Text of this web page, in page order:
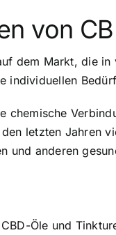
von
dem Markt, die
individuellen
chemische
letzten Jahren
und anderen
Öle und